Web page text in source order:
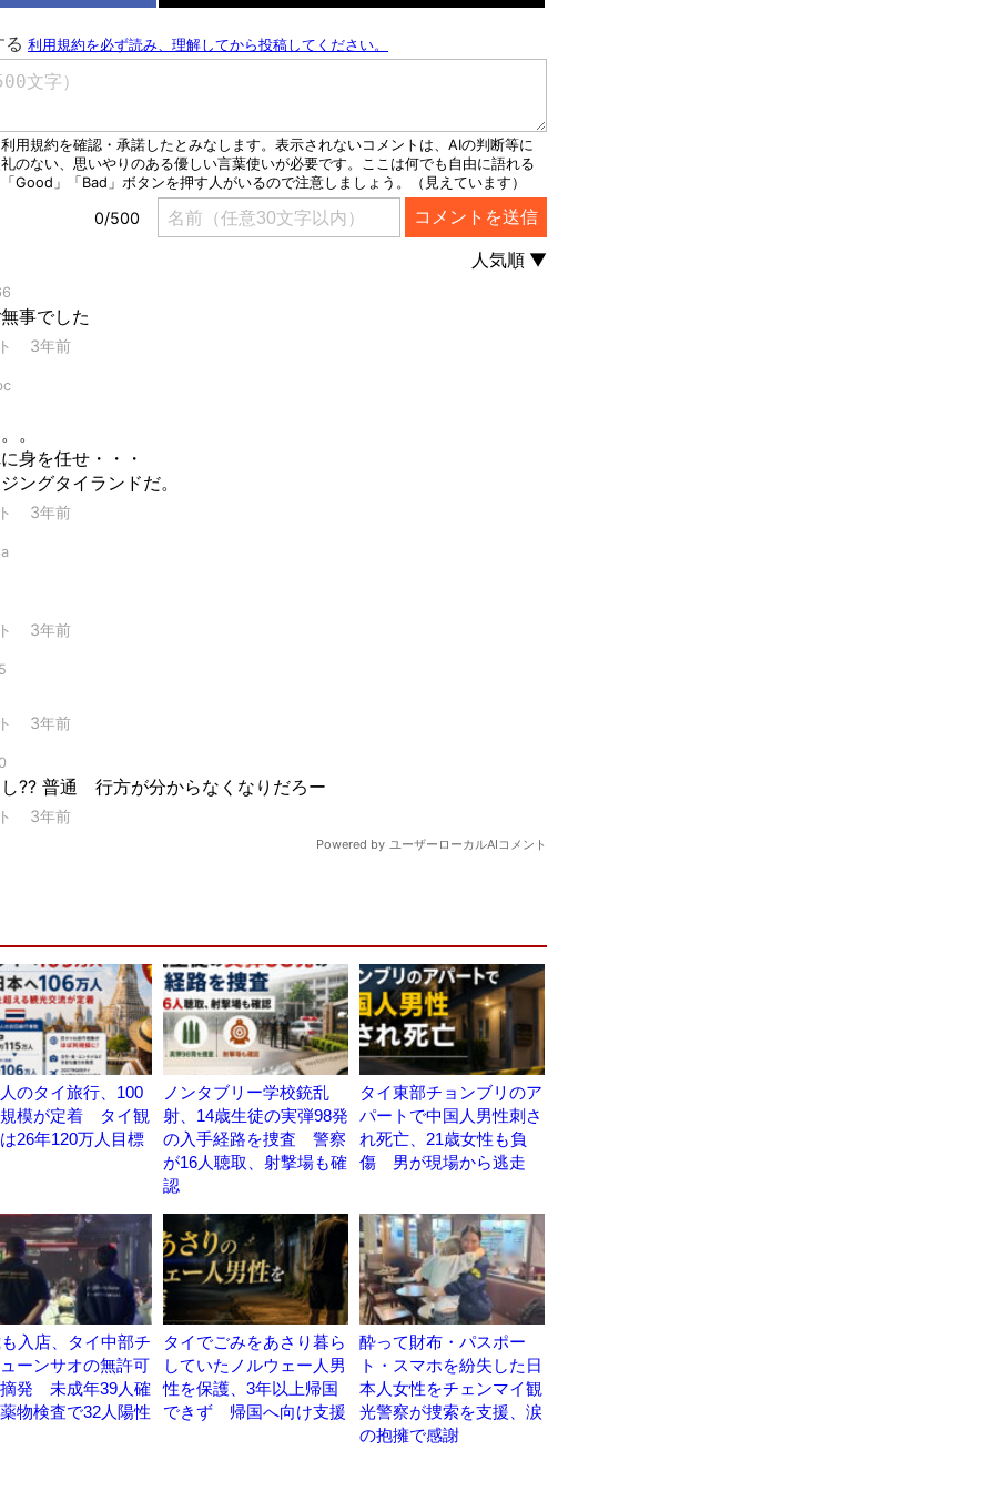
のタイ旅行、100
模が定着 タイ観
26年120万人目標
ノンタブリー学校銃乱
射、14歳生徒の実弾98発
の入手経路を捜査 警察
が16人聴取、射撃場も確
認
タイ東部チョンブリのア
パートで中国人男性刺さ
れ死亡、21歳女性も負
傷 男が現場から逃走
入店、タイ中部チ
ーンサオの無許可
発 未成年39人確
物検査で32人陽性
タイでごみをあさり暮ら
していたノルウェー人男
性を保護、3年以上帰国
できず 帰国へ向け支援
酔って財布・パスポー
ト・スマホを紛失した日
本人女性をチェンマイ観
光警察が捜索を支援、涙
の抱擁で感謝